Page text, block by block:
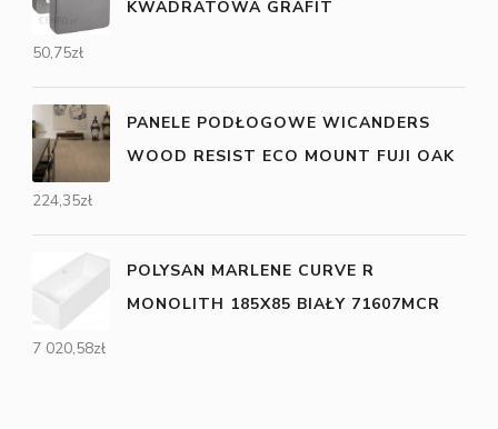
KWADRATOWA GRAFIT
50,75zł
PANELE PODŁOGOWE WICANDERS
WOOD RESIST ECO MOUNT FUJI OAK
224,35zł
POLYSAN MARLENE CURVE R
MONOLITH 185X85 BIAŁY 71607MCR
7 020,58zł